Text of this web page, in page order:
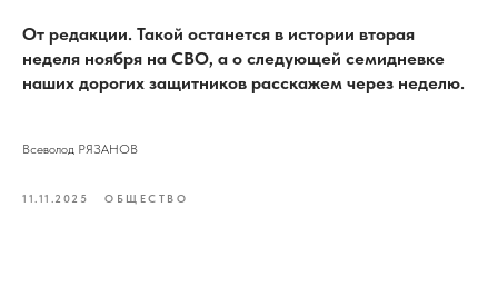
От редакции. Такой останется в истории вторая
неделя ноября на СВО, а о следующей семидневке
наших дорогих защитников расскажем через неделю.
Всеволод РЯЗАНОВ
11.11.2025 ОБЩЕСТВО